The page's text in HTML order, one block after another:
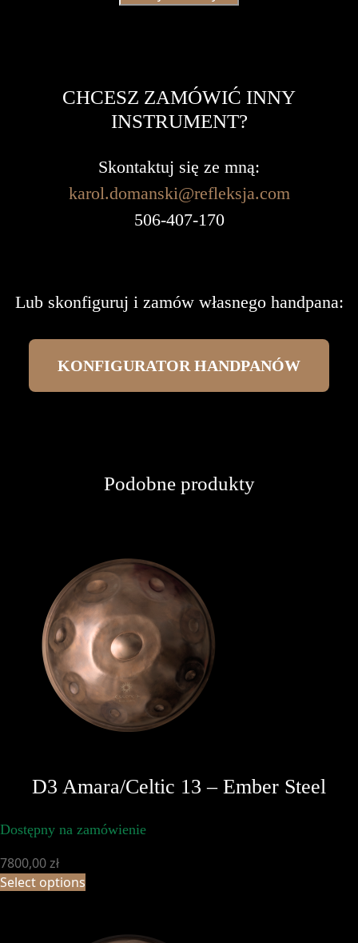
CHCESZ ZAMÓWIĆ INNY
INSTRUMENT?
Skontaktuj się ze mną:
karol.domanski@refleksja.com
506-407-170
Lub skonfiguruj i zamów własnego handpana:
KONFIGURATOR HANDPANÓW
Podobne produkty
D3 Amara/Celtic 13 – Ember Steel
Dostępny na zamówienie
7800,00zł
Select options